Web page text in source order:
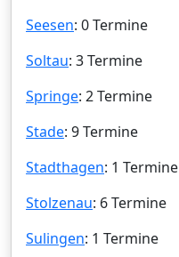
Seesen: 0 Termine
Soltau: 3 Termine
Springe: 2 Termine
Stade: 9 Termine
Stadthagen: 1 Termine
Stolzenau: 6 Termine
Sulingen: 1 Termine